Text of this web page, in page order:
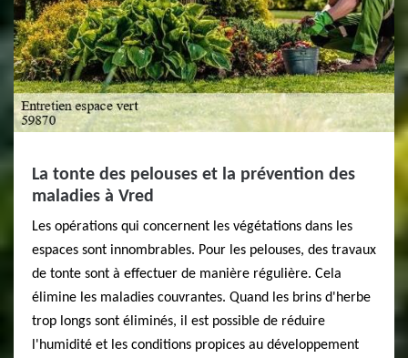
La tonte des pelouses et la prévention des
maladies à Vred
Les opérations qui concernent les végétations dans les
espaces sont innombrables. Pour les pelouses, des travaux
de tonte sont à effectuer de manière régulière. Cela
élimine les maladies couvrantes. Quand les brins d'herbe
trop longs sont éliminés, il est possible de réduire
l'humidité et les conditions propices au développement